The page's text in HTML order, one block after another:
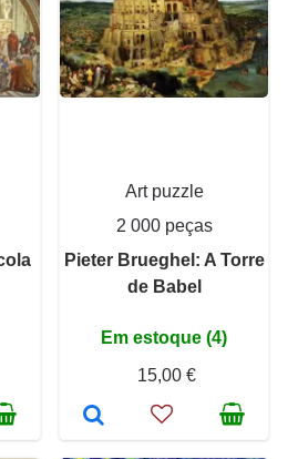
Art puzzle
2 000 peças
Pieter Brueghel: A Torre
de Babel
Em estoque (4)
15,00 €